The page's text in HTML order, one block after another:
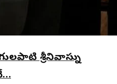
శ్రీనివాస్ను